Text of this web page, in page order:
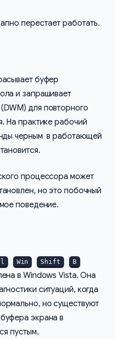
перестает работать.
буфер
и запрашивает
для повторного
На практике рабочий
черным в работающей
процессора может
но это побочный
поведение.
Win Shift B
в Windows Vista. Она
ситуаций, когда
но существуют
экрана в
пустым.